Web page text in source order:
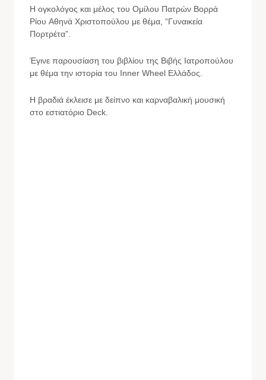
Η ογκολόγος και μέλος του Ομίλου Πατρών Βορρά
Ρίου Αθηνά Χριστοπούλου με θέμα, “Γυναικεία
Πορτρέτα”.
Έγινε παρουσίαση του βιβλίου της Βιβής Ιατροπούλου
με θέμα την ιστορία του Inner Wheel Ελλάδος.
Η βραδιά έκλεισε με δείπνο και καρναβαλική μουσική
στο εστιατόριο Deck.